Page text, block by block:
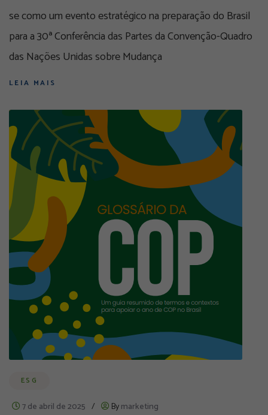
se como um evento estratégico na preparação do Brasil
para a 30ª Conferência das Partes da Convenção-Quadro
das Nações Unidas sobre Mudança
LEIA MAIS
ESG
7 de abril de 2025 / Bymarketing